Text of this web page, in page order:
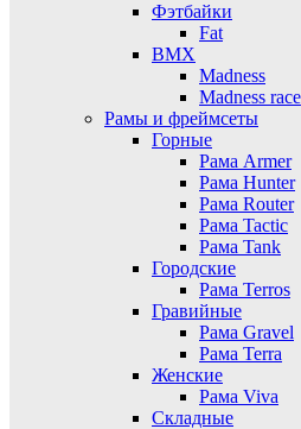
Фэтбайки
Fat
BMX
Madness
Madness race
Рамы и фреймсеты
Горные
Рама Armer
Рама Hunter
Рама Router
Рама Tactic
Рама Tank
Городские
Рама Terros
Гравийные
Рама Gravel
Рама Terra
Женские
Рама Viva
Складные